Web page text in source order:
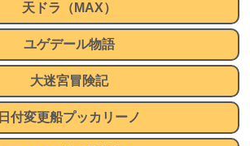
天ドラ（MAX）
ユゲデール物語
大迷宮冒険記
日付変更船プッカリーノ